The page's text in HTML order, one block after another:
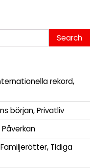
rekord,
början, Privatliv
Tidiga